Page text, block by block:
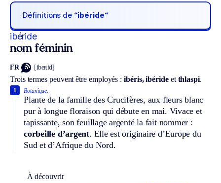
Définitions de “ibéride“
ibéride
nom féminin
FR [ibeʀid]
Trois termes peuvent être employés :ibéris,ibérideet thlaspi.
Botanique.
Plante de la famille des Crucifères, aux fleurs blanc
pur à longue floraison qui débute en mai. Vivace et
tapissante, son feuillage argenté la fait nommer :
corbeille d’argent. Elle est originaire d’Europe du
Sud et d’Afrique du Nord.
1
À découvrir